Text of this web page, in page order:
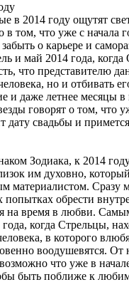
в 2014 году ощутят
том, что уже с начала
о карьере и
и май 2014 года,
что представителю
но и отбивать
и даже летнее месяцы
говорят о том, что
дату свадьбы и
Зодиака, к 2014
им духовно,
материалистом. Сразу
попытках обрести
на время в любви.
когда Стрельцы,
в которого
воодушевятся.
что уже в
быть поближе к